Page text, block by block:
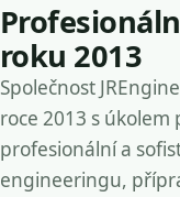
roku 2013
Společnost
roce 2013 s
profesionální a
engineeringu,